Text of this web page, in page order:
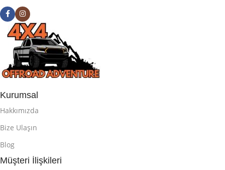
Kurumsal
Hakkımızda
Bize Ulaşın
Blog
Müşteri İlişkileri